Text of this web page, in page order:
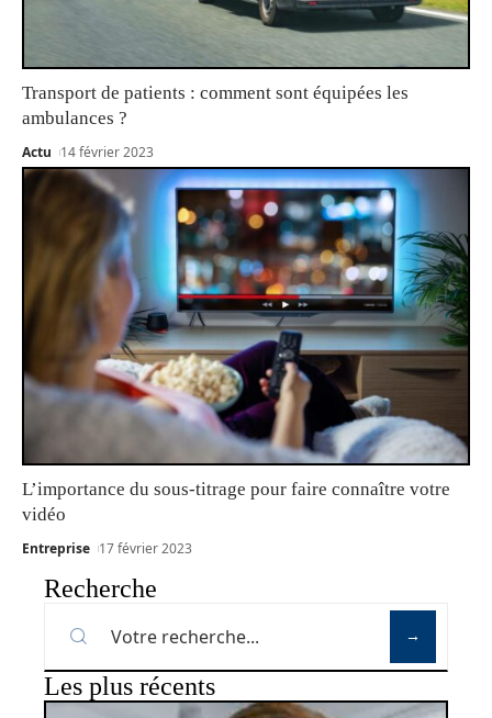
Transport de patients : comment sont équipées les
ambulances ?
Actu 14 février 2023
L’importance du sous-titrage pour faire connaître votre
vidéo
Entreprise 17 février 2023
Recherche
Les plus récents